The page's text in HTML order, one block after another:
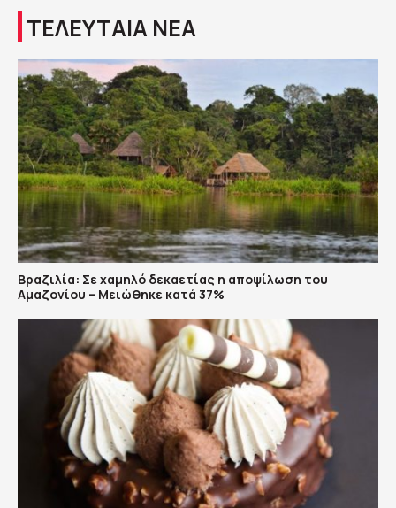
ΤΕΛΕΥΤΑΙΑ ΝΕΑ
Βραζιλία: Σε χαμηλό δεκαετίας η αποψίλωση του
Αμαζονίου – Μειώθηκε κατά 37%